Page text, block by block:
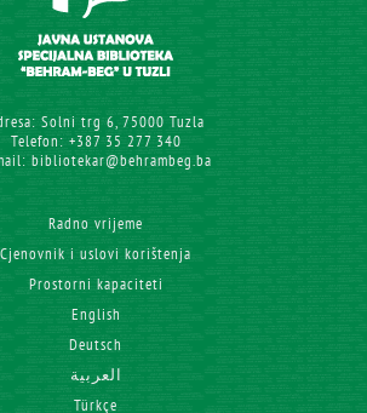
Solni trg 6, 75000 Tuzla
Telefon: +387 35 277 340
bibliotekar@behrambeg.ba
Radno vrijeme
Cjenovnik i uslovi korištenja
Prostorni kapaciteti
English
Deutsch
العربية
Türkçe